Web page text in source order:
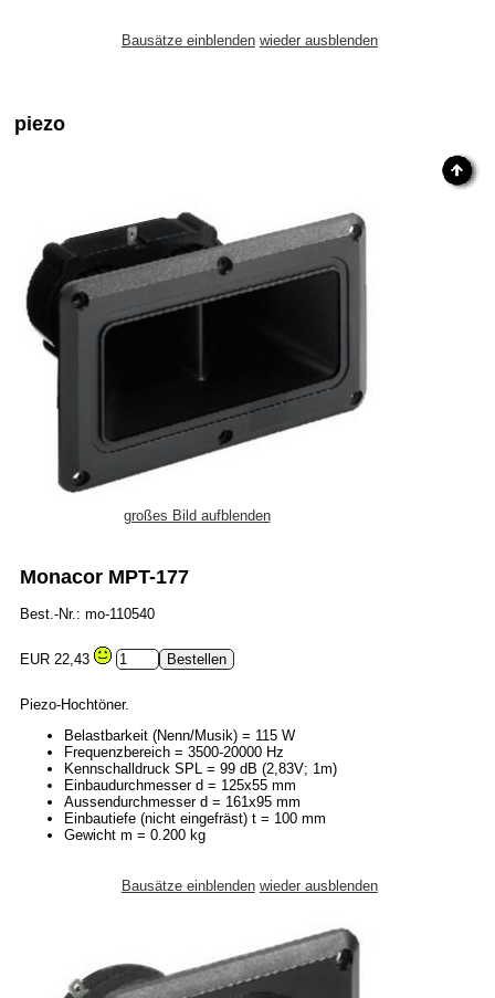
Bausätze einblenden wieder ausblenden
piezo
großes Bild aufblenden
Monacor MPT-177
Best.-Nr.: mo-110540
EUR 22,43
Piezo-Hochtöner.
Belastbarkeit (Nenn/Musik) = 115 W
Frequenzbereich = 3500-20000 Hz
Kennschalldruck SPL = 99 dB (2,83V; 1m)
Einbaudurchmesser d = 125x55 mm
Aussendurchmesser d = 161x95 mm
Einbautiefe (nicht eingefräst) t = 100 mm
Gewicht m = 0.200 kg
Bausätze einblenden wieder ausblenden